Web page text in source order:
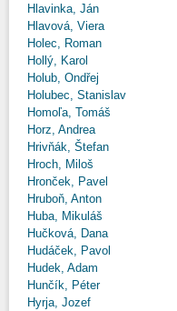
Hlavinka, Ján
Hlavová, Viera
Holec, Roman
Hollý, Karol
Holub, Ondřej
Holubec, Stanislav
Homoľa, Tomáš
Horz, Andrea
Hrivňák, Štefan
Hroch, Miloš
Hronček, Pavel
Hruboň, Anton
Huba, Mikuláš
Hučková, Dana
Hudáček, Pavol
Hudek, Adam
Hunčík, Péter
Hyrja, Jozef